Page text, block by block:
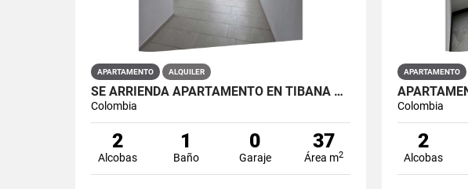
APARTAMENTO ALQUILER
SE ARRIENDA APARTAMENTO EN TIBANA OUENTE ARANDA CONJUNTO OPORTO
Colombia
2
Alcobas
1
Baño
0
Garaje
37
Área m2
APARTAMENTO
Colombia
2
Alcobas